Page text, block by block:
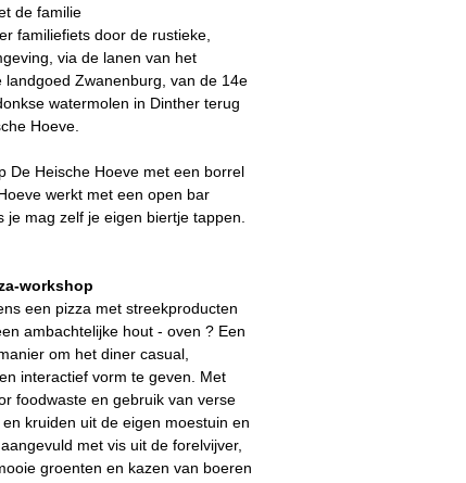
de familie
familiefiets door de rustieke,
via de lanen van het
landgoed Zwanenburg, van de 14e
watermolen in Dinther terug
Hoeve.
De Heische Hoeve met een borrel
werkt met een open bar
je mag zelf je eigen biertje tappen.
workshop
een pizza met streekproducten
ambachtelijke hout - oven ? Een
om het diner casual,
interactief vorm te geven. Met
foodwaste en gebruik van verse
kruiden uit de eigen moestuin en
met vis uit de forelvijver,
groenten en kazen van boeren